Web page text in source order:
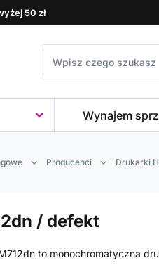
50 zł
Wynajem
Producenci Drukarki
/ defekt
to monochromatyczna